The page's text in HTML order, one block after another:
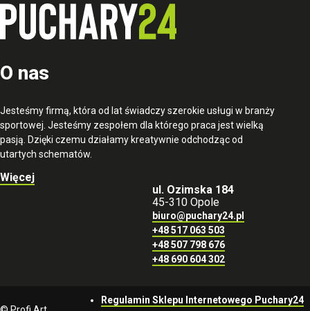
O nas
Jesteśmy firmą, która od lat świadczy szerokie usługi w branży
sportowej. Jesteśmy zespołem dla którego praca jest wielką
pasją. Dzięki czemu działamy kreatywnie odchodząc od
utartych schematów.
Więcej
ul. Ozimska 184
45-310 Opole
biuro@puchary24.pl
+48 517 063 503
+48 507 798 676
+48 690 604 302
Regulamin Sklepu Internetowego Puchary24